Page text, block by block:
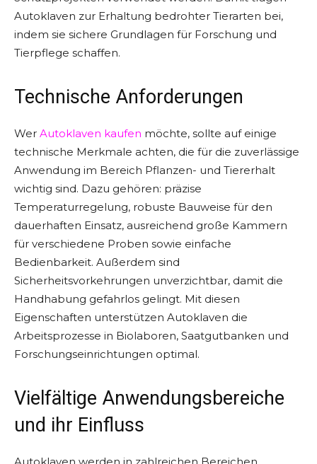
Autoklaven zur Erhaltung bedrohter Tierarten bei,
indem sie sichere Grundlagen für Forschung und
Tierpflege schaffen.
Technische Anforderungen
Wer Autoklaven kaufen möchte, sollte auf einige
technische Merkmale achten, die für die zuverlässige
Anwendung im Bereich Pflanzen- und Tiererhalt
wichtig sind. Dazu gehören: präzise
Temperaturregelung, robuste Bauweise für den
dauerhaften Einsatz, ausreichend große Kammern
für verschiedene Proben sowie einfache
Bedienbarkeit. Außerdem sind
Sicherheitsvorkehrungen unverzichtbar, damit die
Handhabung gefahrlos gelingt. Mit diesen
Eigenschaften unterstützen Autoklaven die
Arbeitsprozesse in Biolaboren, Saatgutbanken und
Forschungseinrichtungen optimal.
Vielfältige Anwendungsbereiche
und ihr Einfluss